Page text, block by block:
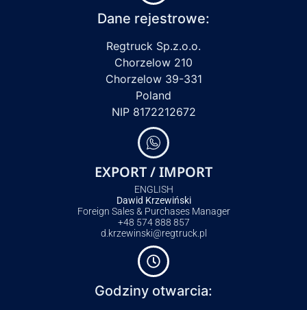
Dane rejestrowe:
Regtruck Sp.z.o.o.
Chorzelow 210
Chorzelow 39-331
Poland
NIP 8172212672
EXPORT / IMPORT
ENGLISH
Dawid Krzewiński
Foreign Sales & Purchases Manager
+48 574 888 857
d.krzewinski@regtruck.pl
Godziny otwarcia: